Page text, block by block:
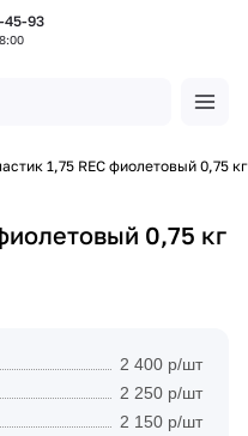
93
1,75 REC фиолетовый 0,75 кг
0,75 кг
2 400 р/шт
2 250 р/шт
2 150 р/шт